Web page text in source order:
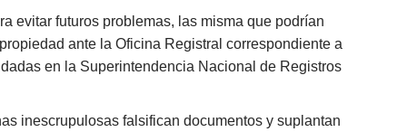
evitar futuros problemas, las misma que podrían
ante la Oficina Registral correspondiente a
en la Superintendencia Nacional de Registros
inescrupulosas falsifican documentos y suplantan